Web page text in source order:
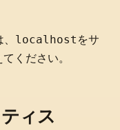
localhost をサ
ください。
ィス